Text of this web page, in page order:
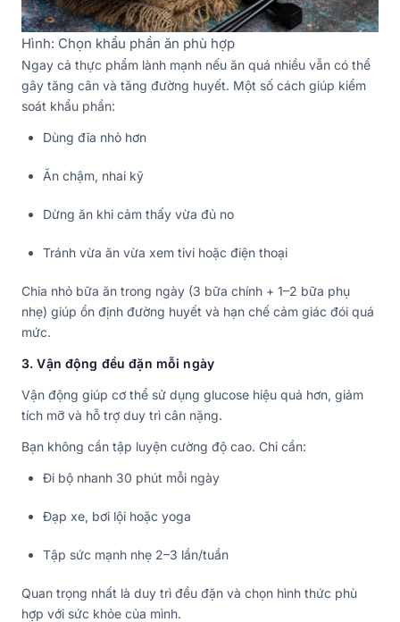
Hình: Chọn khẩu phần ăn phù hợp
Ngay cả thực phẩm lành mạnh nếu ăn quá nhiều vẫn có thể
gây tăng cân và tăng đường huyết. Một số cách giúp kiểm
soát khẩu phần:
Dùng đĩa nhỏ hơn
Ăn chậm, nhai kỹ
Dừng ăn khi cảm thấy vừa đủ no
Tránh vừa ăn vừa xem tivi hoặc điện thoại
Chia nhỏ bữa ăn trong ngày (3 bữa chính + 1–2 bữa phụ
nhẹ) giúp ổn định đường huyết và hạn chế cảm giác đói quá
mức.
3. Vận động đều đặn mỗi ngày
Vận động giúp cơ thể sử dụng glucose hiệu quả hơn, giảm
tích mỡ và hỗ trợ duy trì cân nặng.
Bạn không cần tập luyện cường độ cao. Chỉ cần:
Đi bộ nhanh 30 phút mỗi ngày
Đạp xe, bơi lội hoặc yoga
Tập sức mạnh nhẹ 2–3 lần/tuần
Quan trọng nhất là duy trì đều đặn và chọn hình thức phù
hợp với sức khỏe của mình.